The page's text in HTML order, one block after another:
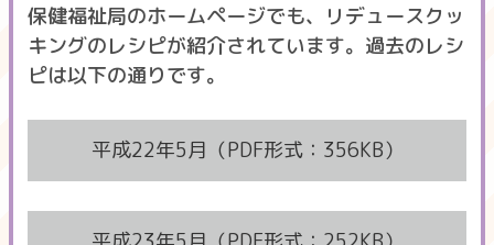
保健福祉局のホームページでも、リデュースクッ
キングのレシピが紹介されています。過去のレシ
ピは以下の通りです。
平成22年5月（PDF形式：356KB）